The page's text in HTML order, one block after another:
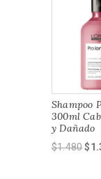
Shampoo
300ml
y Dañado
$1.480El
$